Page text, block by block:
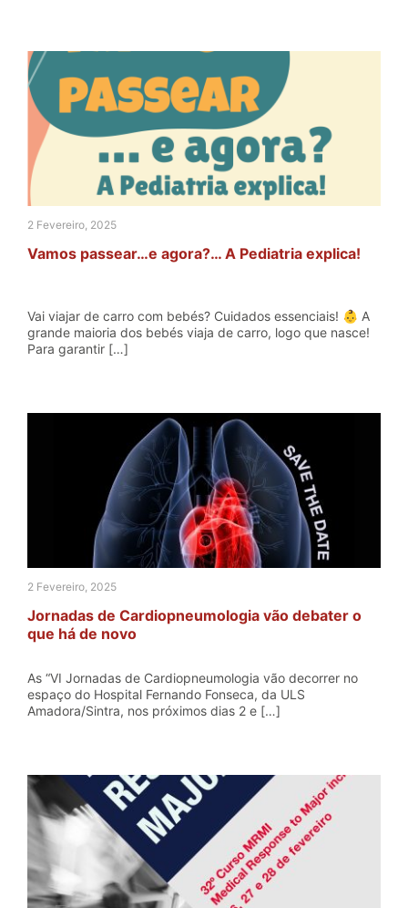
2 Fevereiro, 2025
Vamos passear…e agora?… A Pediatria explica!
Vai viajar de carro com bebés? Cuidados essenciais! 👶 A
grande maioria dos bebés viaja de carro, logo que nasce!
Para garantir […]
2 Fevereiro, 2025
Jornadas de Cardiopneumologia vão debater o
que há de novo
As “VI Jornadas de Cardiopneumologia vão decorrer no
espaço do Hospital Fernando Fonseca, da ULS
Amadora/Sintra, nos próximos dias 2 e […]